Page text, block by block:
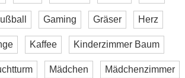
Gaming Gräser Herz
Kaffee Kinderzimmer Baum
Mädchen Mädchenzimmer